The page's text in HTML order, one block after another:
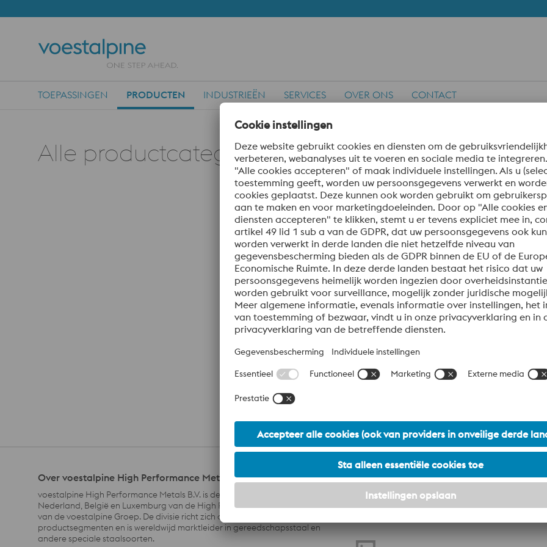
TOEPASSINGEN PRODUCTEN INDUSTRIEËN SERVICES OVER ONS CONTACT
Alle productcategorieën
Over voestalpine High Performance Metals Benelux
voestalpine High Performance Metals B.V. is de verkooporganisatie voor
Nederland, België en Luxemburg van de High Performance Metals Division
van de voestalpine Groep. De divisie richt zich op technologisch veeleisende
productsegmenten en is wereldwijd marktleider in gereedschapsstaal en
andere speciale staalsoorten.
voestalpine Group
voestalpine Group Navigation
voestalpine AG
Producten